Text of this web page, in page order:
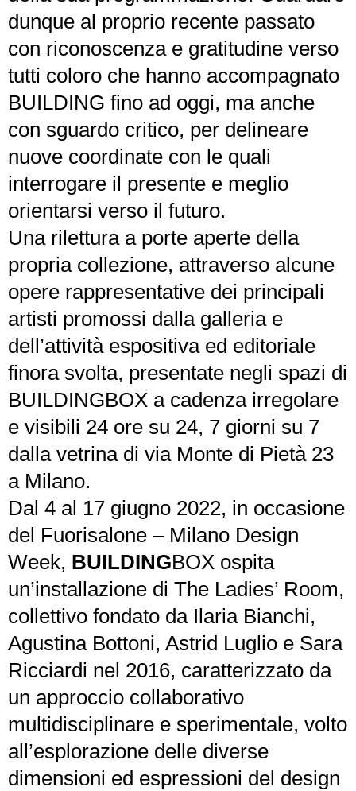
dunque al proprio recente passato
con riconoscenza e gratitudine verso
tutti coloro che hanno accompagnato
BUILDING fino ad oggi, ma anche
con sguardo critico, per delineare
nuove coordinate con le quali
interrogare il presente e meglio
orientarsi verso il futuro.
Una rilettura a porte aperte della
propria collezione, attraverso alcune
opere rappresentative dei principali
artisti promossi dalla galleria e
dell’attività espositiva ed editoriale
finora svolta, presentate negli spazi di
BUILDINGBOX a cadenza irregolare
e visibili 24 ore su 24, 7 giorni su 7
dalla vetrina di via Monte di Pietà 23
a Milano.
Dal 4 al 17 giugno 2022, in occasione
del Fuorisalone – Milano Design
Week, BUILDINGBOX ospita
un’installazione di The Ladies’ Room,
collettivo fondato da Ilaria Bianchi,
Agustina Bottoni, Astrid Luglio e Sara
Ricciardi nel 2016, caratterizzato da
un approccio collaborativo
multidisciplinare e sperimentale, volto
all’esplorazione delle diverse
dimensioni ed espressioni del design